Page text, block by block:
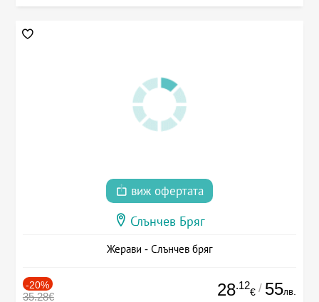
виж офертата
Слънчев Бряг
Жерави - Слънчев бряг
-20%
35.28€ 28.12
€ / 55лв.